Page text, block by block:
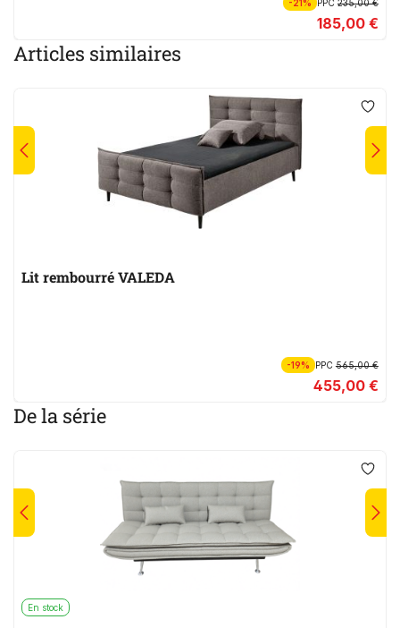
-21% PPC235,00 €
185,00 €
Articles similaires
Lit rembourré VALEDA
-19% PPC565,00 €
455,00 €
De la série
En stock